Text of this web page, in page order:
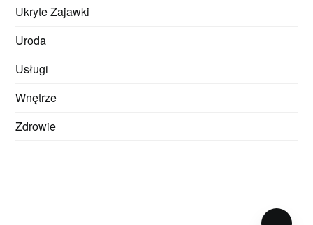
Ukryte Zajawki
Uroda
Usługi
Wnętrze
Zdrowie